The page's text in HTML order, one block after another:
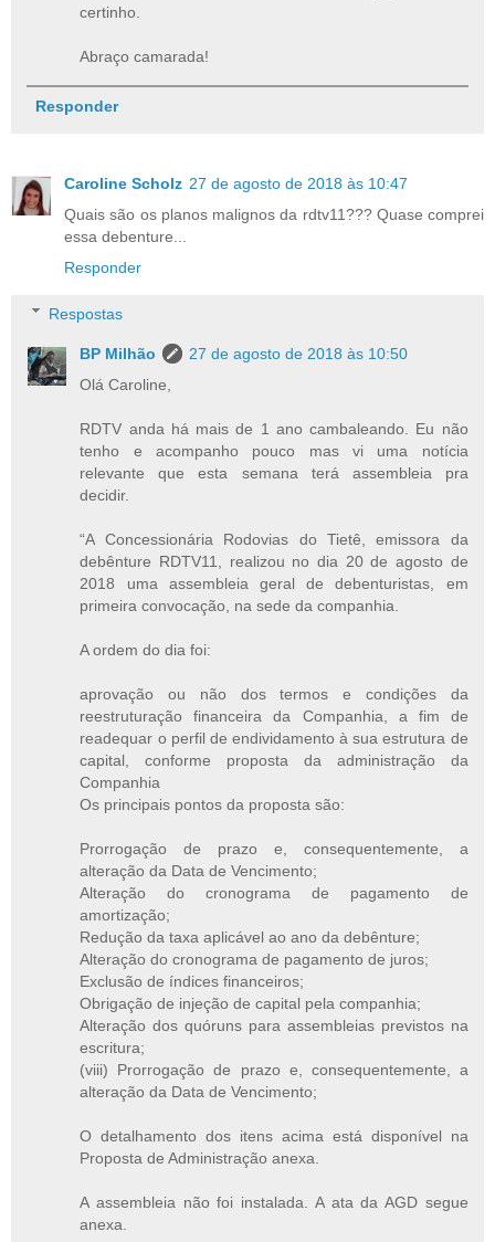
certinho.
Abraço camarada!
Responder
Caroline Scholz 27 de agosto de 2018 às 10:47
Quais são os planos malignos da rdtv11??? Quase comprei
essa debenture...
Responder
Respostas
BP Milhão
27 de agosto de 2018 às 10:50
Olá Caroline,
RDTV anda há mais de 1 ano cambaleando. Eu não
tenho e acompanho pouco mas vi uma notícia
relevante que esta semana terá assembleia pra
decidir.
“A Concessionária Rodovias do Tietê, emissora da
debênture RDTV11, realizou no dia 20 de agosto de
2018 uma assembleia geral de debenturistas, em
primeira convocação, na sede da companhia.
A ordem do dia foi:
aprovação ou não dos termos e condições da
reestruturação financeira da Companhia, a fim de
readequar o perfil de endividamento à sua estrutura de
capital, conforme proposta da administração da
Companhia
Os principais pontos da proposta são:
Prorrogação de prazo e, consequentemente, a
alteração da Data de Vencimento;
Alteração do cronograma de pagamento de
amortização;
Redução da taxa aplicável ao ano da debênture;
Alteração do cronograma de pagamento de juros;
Exclusão de índices financeiros;
Obrigação de injeção de capital pela companhia;
Alteração dos quóruns para assembleias previstos na
escritura;
(viii) Prorrogação de prazo e, consequentemente, a
alteração da Data de Vencimento;
O detalhamento dos itens acima está disponível na
Proposta de Administração anexa.
A assembleia não foi instalada. A ata da AGD segue
anexa.